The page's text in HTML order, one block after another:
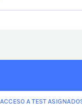
ACCESO A TEST